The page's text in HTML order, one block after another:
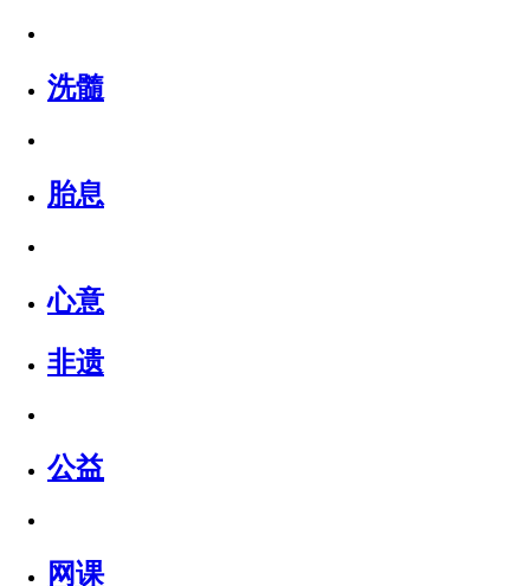
洗髓
胎息
心意
非遗
公益
网课